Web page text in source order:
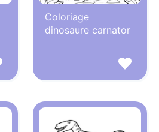
Coloriage
dinosaure carnator